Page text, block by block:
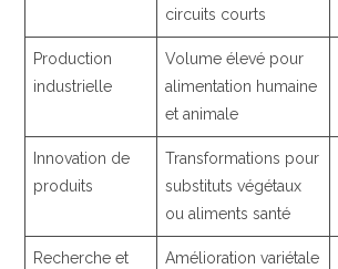
circuits courts
Production
industrielle
Volume élevé pour
alimentation humaine
et animale
Innovation de
produits
Transformations pour
substituts végétaux
ou aliments santé
Recherche et
Amélioration variétale